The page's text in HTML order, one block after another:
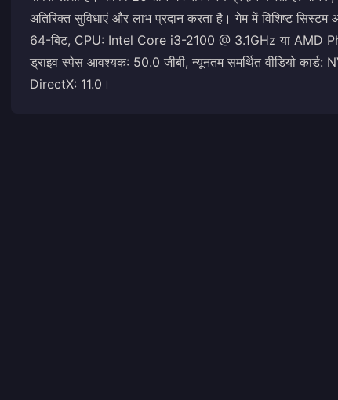
अतिरिक्त सुविधाएं और लाभ प्रदान करता है। गेम में विशिष्ट
64-बिट, CPU: Intel Core i3-2100 @ 3.1GHz या AMD
ड्राइव स्पेस आवश्यक: 50.0 जीबी, न्यूनतम समर्थित वीडियो
DirectX: 11.0।